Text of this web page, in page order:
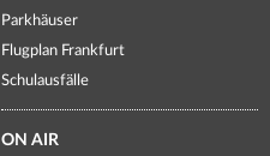
Parkhäuser
Flugplan Frankfurt
Schulausfälle
ON AIR